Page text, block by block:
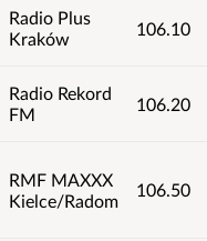
Radio Plus
Kraków
106.10
Radio Rekord
FM
106.20
RMF MAXXX
Kielce/Radom
106.50